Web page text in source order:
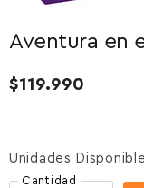
Aventura en
$119.990
Unidades
Cantidad